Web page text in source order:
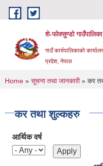
Skip to main content
शे-फोक्सुण्डो गाउँपालिका
गाउँ कार्यपालिकाको
प्रदेश, नेपाल
You are here
Home » सूचना तथा जानकारी» कर
कर तथा शुल्कहरु
आर्थिक वर्ष